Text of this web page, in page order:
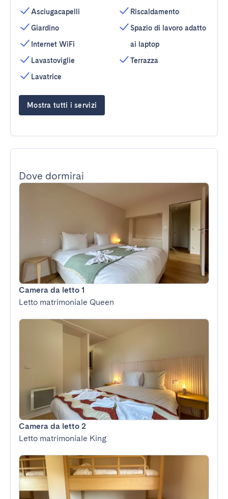
Asciugacapelli
Giardino
Internet WiFi
Lavastoviglie
Lavatrice
Riscaldamento
Spazio di lavoro adatto
ai laptop
Terrazza
Mostra tutti i servizi
Dove dormirai
Camera da letto 1
Letto matrimoniale Queen
Camera da letto 2
Letto matrimoniale King